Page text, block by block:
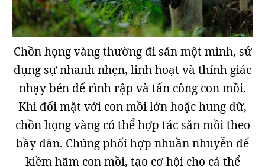
Chồn họng vàng thường đi săn một mình, sử
dụng sự nhanh nhẹn, linh hoạt và thính giác
nhạy bén để rình rập và tấn công con mồi.
Khi đối mặt với con mồi lớn hoặc hung dữ,
chồn họng vàng có thể hợp tác săn mồi theo
bầy đàn. Chúng phối hợp nhuần nhuyễn để
kiềm hãm con mồi, tạo cơ hội cho cá thể